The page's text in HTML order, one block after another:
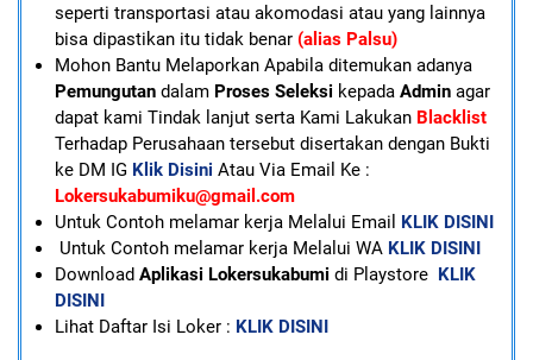
seperti transportasi atau akomodasi atau yang lainnya
bisa dipastikan itu tidak benar (alias Palsu)
Mohon Bantu Melaporkan Apabila ditemukan adanya
Pemungutandalam Proses Seleksi kepada Adminagar
dapat kami Tindak lanjut serta Kami LakukanBlacklist
Terhadap Perusahaan tersebut disertakan dengan Bukti
ke DM IG Klik Disini Atau Via Email Ke :
Lokersukabumiku@gmail.com
Untuk Contoh melamar kerja Melalui Email KLIK DISINI
Untuk Contoh melamar kerja Melalui WA KLIK DISINI
Download Aplikasi Lokersukabumi di Playstore KLIK
DISINI
Lihat Daftar Isi Loker : KLIK DISINI